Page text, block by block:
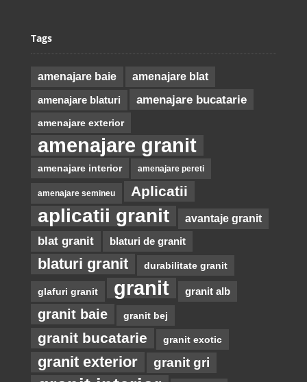
Tags
amenajare baie amenajare blat
amenajare blaturi amenajare bucatarie
amenajare exterior
amenajare granit
amenajare interior amenajare pereti
amenajare semineu Aplicatii
aplicatii granit avantaje granit
blat granit blaturi de granit
blaturi granit durabilitate granit
glafuri granit granit granit alb
granit baie granit bej
granit bucatarie granit exotic
granit exterior granit gri